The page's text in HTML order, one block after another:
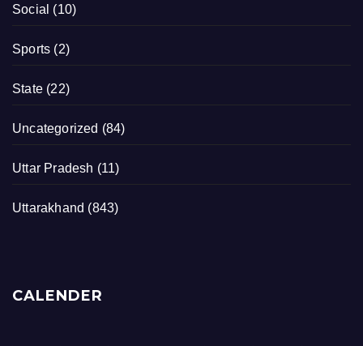
Social (10)
Sports (2)
State (22)
Uncategorized (84)
Uttar Pradesh (11)
Uttarakhand (843)
CALENDER